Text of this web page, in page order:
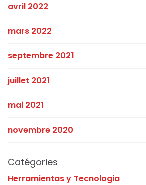
avril 2022
mars 2022
septembre 2021
juillet 2021
mai 2021
novembre 2020
Catégories
Herramientas y Tecnologia